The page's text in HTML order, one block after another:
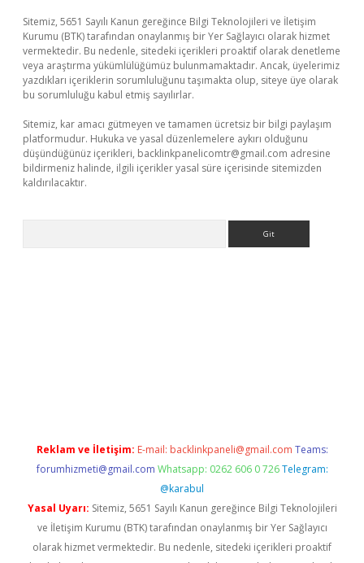
Sitemiz, 5651 Sayılı Kanun gereğince Bilgi Teknolojileri ve İletişim
Kurumu (BTK) tarafından onaylanmış bir Yer Sağlayıcı olarak hizmet
vermektedir. Bu nedenle, sitedeki içerikleri proaktif olarak denetleme
veya araştırma yükümlülüğümüz bulunmamaktadır. Ancak, üyelerimiz
yazdıkları içeriklerin sorumluluğunu taşımakta olup, siteye üye olarak
bu sorumluluğu kabul etmiş sayılırlar.
Sitemiz, kar amacı gütmeyen ve tamamen ücretsiz bir bilgi paylaşım
platformudur. Hukuka ve yasal düzenlemelere aykırı olduğunu
düşündüğünüz içerikleri, backlinkpanelicomtr@gmail.com adresine
bildirmeniz halinde, ilgili içerikler yasal süre içerisinde sitemizden
kaldırılacaktır.
Reklam ve İletişim: E-mail: backlinkpaneli@gmail.com Teams:
forumhizmeti@gmail.com Whatsapp: 0262 606 0 726 Telegram:
@karabul
Yasal Uyarı: Sitemiz, 5651 Sayılı Kanun gereğince Bilgi Teknolojileri
ve İletişim Kurumu (BTK) tarafından onaylanmış bir Yer Sağlayıcı
olarak hizmet vermektedir. Bu nedenle, sitedeki içerikleri proaktif